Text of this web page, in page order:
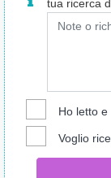
tua ricerca
Ho letto e
Voglio